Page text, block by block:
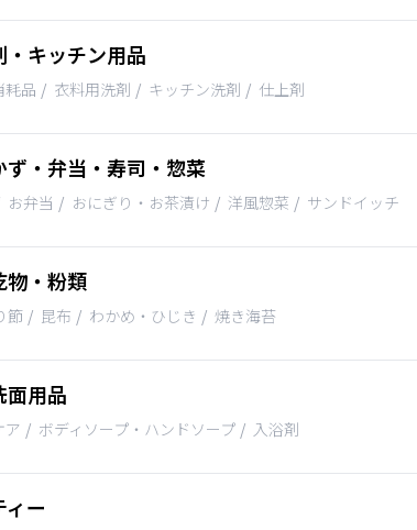
・キッチン用品
耗品 衣料用洗剤 キッチン洗剤 仕上剤
ず・弁当・寿司・惣菜
お弁当 おにぎり・お茶漬け 洋風惣菜 サンドイッチ
物・粉類
節 昆布 わかめ・ひじき 焼き海苔
面用品
ア ボディソープ・ハンドソープ 入浴剤
ィー